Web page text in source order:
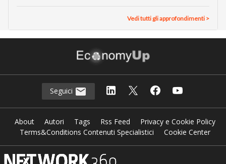
Vedi tutti gli approfondimenti >
Seguici
About Autori Tags Rss Feed
Privacy e Cookie Policy
Terms&Conditions Contenuti Specialistici
Cookie Center